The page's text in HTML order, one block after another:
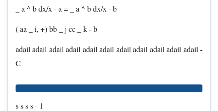
_ a ^ b dx/x - a = _ a ^ b dx/x - b
( aa _ i, +) bb _ j cc _ k - b
adail adail adail adail adail adail adail adail adail adail adail -
C
s s s s - 1